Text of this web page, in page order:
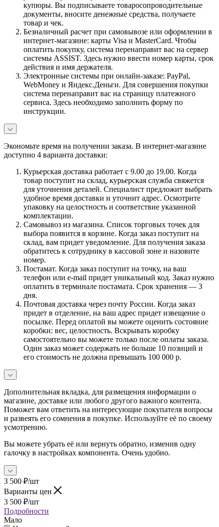
купюры. Вы подписываете товаросопроводительные
документы, вносите денежные средства, получаете
товар и чек.
Безналичный расчет при самовывозе или оформлении в
интернет-магазине: карты Visa и MasterCard. Чтобы
оплатить покупку, система перенаправит вас на сервер
системы ASSIST. Здесь нужно ввести номер карты, срок
действия и имя держателя.
Электронные системы при онлайн-заказе: PayPal,
WebMoney и Яндекс.Деньги. Для совершения покупки
система перенаправит вас на страницу платежного
сервиса. Здесь необходимо заполнить форму по
инструкции.
Экономьте время на получении заказа. В интернет-магазине
доступно 4 варианта доставки:
Курьерская доставка работает с 9.00 до 19.00. Когда
товар поступит на склад, курьерская служба свяжется
для уточнения деталей. Специалист предложит выбрать
удобное время доставки и уточнит адрес. Осмотрите
упаковку на целостность и соответствие указанной
комплектации.
Самовывоз из магазина. Список торговых точек для
выбора появится в корзине. Когда заказ поступит на
склад, вам придет уведомление. Для получения заказа
обратитесь к сотруднику в кассовой зоне и назовите
номер.
Постамат. Когда заказ поступит на точку, на ваш
телефон или e-mail придет уникальный код. Заказ нужно
оплатить в терминале постамата. Срок хранения — 3
дня.
Почтовая доставка через почту России. Когда заказ
придет в отделение, на ваш адрес придет извещение о
посылке. Перед оплатой вы можете оценить состояние
коробки: вес, целостность. Вскрывать коробку
самостоятельно вы можете только после оплаты заказа.
Один заказ может содержать не больше 10 позиций и
его стоимость не должна превышать 100 000 р.
Дополнительная вкладка, для размещения информации о
магазине, доставке или любого другого важного контента.
Поможет вам ответить на интересующие покупателя вопросы
и развеять его сомнения в покупке. Используйте её по своему
усмотрению.
Вы можете убрать её или вернуть обратно, изменив одну
галочку в настройках компонента. Очень удобно.
3 500 ₽/шт
Варианты цен
3 500 ₽/шт
Подробности
Мало